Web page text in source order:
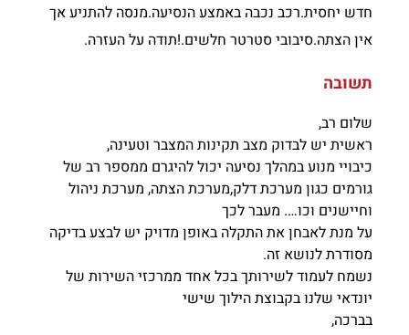
חדש יחסית.רכב נכבה באמצע הנסיעה.מנסה להתניע אך
אין הצתה.סיבובי סטרטר חלשים.!תודה על העזרה.
תשובה
שלום רב,
ראשית יש לבדוק מצב תקינות המצבר וטעינה,
כיבויי מנוע במהלך נסיעה יכול להיגרם ממספר רב של
גורמים כגון מערכת דלק,מערכת הצתה, מערכת ניהול
וחיישנים וכו…. מעבר לכך
על מנת לאבחן את התקלה באופן מדויק יש לבצע בדיקה
מסודרת לנושא זה.
נשמח לעמוד לשירותך בכל אחד ממרכזי השירות של
יונדאי שלנו בקבוצת הילוך שישי
בברכה,